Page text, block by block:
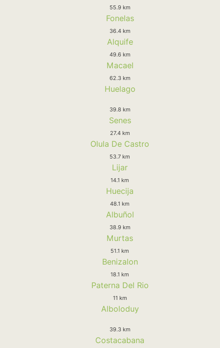
55.9 km
Fonelas
36.4 km
Alquife
49.6 km
Macael
62.3 km
Huelago
39.8 km
Senes
27.4 km
Olula De Castro
53.7 km
Lijar
14.1 km
Huecija
48.1 km
Albuñol
38.9 km
Murtas
51.1 km
Benizalon
18.1 km
Paterna Del Rio
11 km
Alboloduy
39.3 km
Costacabana